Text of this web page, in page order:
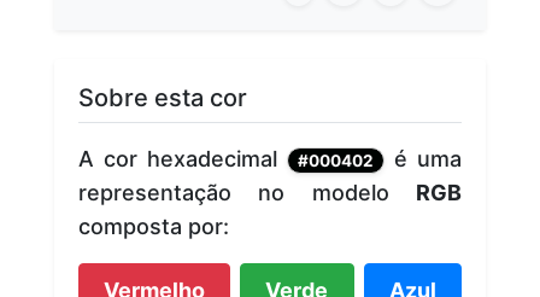
Sobre esta cor
A cor hexadecimal #000402
é uma
representação no modelo RGB
composta por:
Vermelho Verde Azul